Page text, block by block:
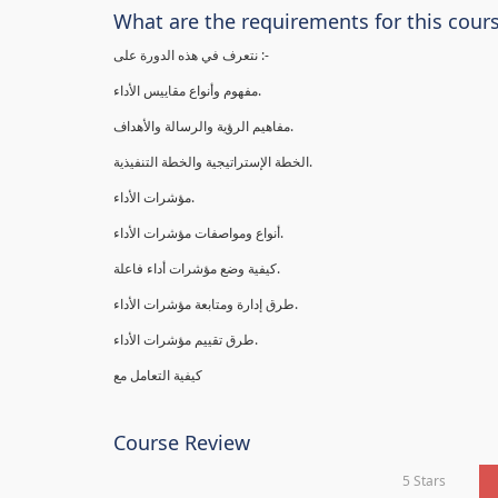
What are the requirements for this
نتعرف في هذه الدورة على :-
مفهوم وأنواع مقاييس الأداء.
مفاهيم الرؤية والرسالة والأهداف.
الخطة الإستراتيجية والخطة التنفيذية.
مؤشرات الأداء.
أنواع ومواصفات مؤشرات الأداء.
كيفية وضع مؤشرات أداء فاعلة.
طرق إدارة ومتابعة مؤشرات الأداء.
طرق تقييم مؤشرات الأداء.
كيفية التعامل مع
Course Review
5 Stars